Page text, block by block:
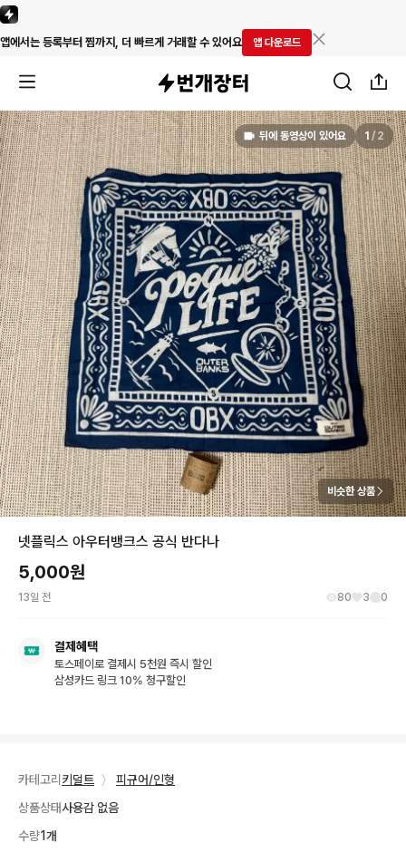
앱에서는 등록부터 찜까지, 더 빠르게 거래할 수 있어요 앱 다운로드
뒤에 동영상이 있어요 1 / 2
비슷한 상품
넷플릭스 아우터뱅크스 공식 반다나
5,000원
13일 전 80 3 0
결제혜택
토스페이로 결제시 5천원 즉시 할인
삼성카드 링크 10% 청구할인
카테고리 키덜트 〉
피규어/인형
상품상태사용감 없음
수량1개